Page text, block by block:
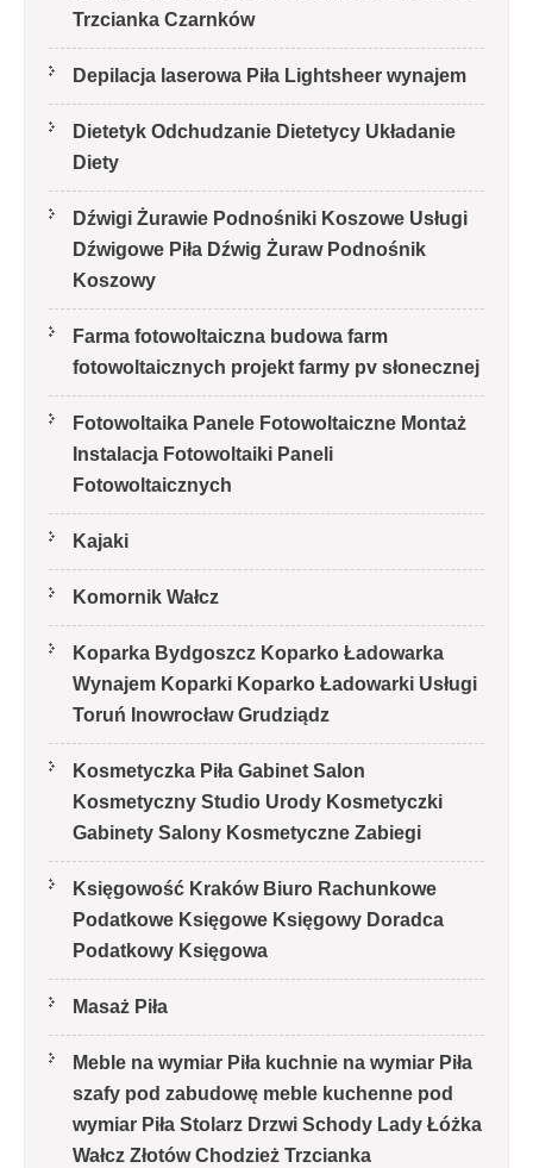
Trzcianka Czarnków
Depilacja laserowa Piła Lightsheer wynajem
Dietetyk Odchudzanie Dietetycy Układanie
Diety
Dźwigi Żurawie Podnośniki Koszowe Usługi
Dźwigowe Piła Dźwig Żuraw Podnośnik
Koszowy
Farma fotowoltaiczna budowa farm
fotowoltaicznych projekt farmy pv słonecznej
Fotowoltaika Panele Fotowoltaiczne Montaż
Instalacja Fotowoltaiki Paneli
Fotowoltaicznych
Kajaki
Komornik Wałcz
Koparka Bydgoszcz Koparko Ładowarka
Wynajem Koparki Koparko Ładowarki Usługi
Toruń Inowrocław Grudziądz
Kosmetyczka Piła Gabinet Salon
Kosmetyczny Studio Urody Kosmetyczki
Gabinety Salony Kosmetyczne Zabiegi
Księgowość Kraków Biuro Rachunkowe
Podatkowe Księgowe Księgowy Doradca
Podatkowy Księgowa
Masaż Piła
Meble na wymiar Piła kuchnie na wymiar Piła
szafy pod zabudowę meble kuchenne pod
wymiar Piła Stolarz Drzwi Schody Lady Łóżka
Wałcz Złotów Chodzież Trzcianka